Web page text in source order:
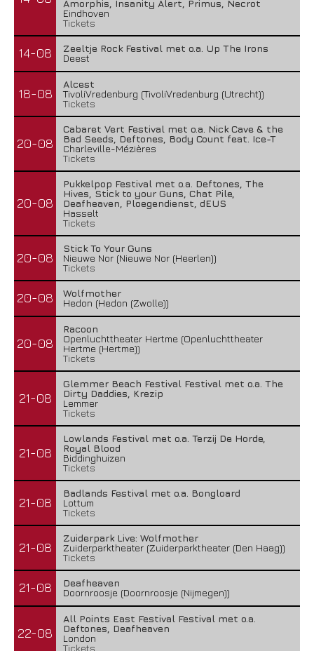
Amorphis, Insanity Alert, Primus, Necrot
Eindhoven
Tickets
14-08
Zeeltje Rock Festival met o.a. Up The Irons
Deest
18-08
Alcest
TivoliVredenburg (TivoliVredenburg (Utrecht))
Tickets
20-08
Cabaret Vert Festival met o.a. Nick Cave & the
Bad Seeds, Deftones, Body Count feat. Ice-T
Charleville-Mézières
Tickets
20-08
Pukkelpop Festival met o.a. Deftones, The
Hives, Stick to your Guns, Chat Pile,
Deafheaven, Ploegendienst, dEUS
Hasselt
Tickets
20-08
Stick To Your Guns
Nieuwe Nor (Nieuwe Nor (Heerlen))
Tickets
20-08
Wolfmother
Hedon (Hedon (Zwolle))
20-08
Racoon
Openluchttheater Hertme (Openluchttheater
Hertme (Hertme))
Tickets
21-08
Glemmer Beach Festival Festival met o.a. The
Dirty Daddies, Krezip
Lemmer
Tickets
21-08
Lowlands Festival met o.a. Terzij De Horde,
Royal Blood
Biddinghuizen
Tickets
21-08
Badlands Festival met o.a. Bongloard
Lottum
Tickets
21-08
Zuiderpark Live: Wolfmother
Zuiderparktheater (Zuiderparktheater (Den Haag))
Tickets
21-08
Deafheaven
Doornroosje (Doornroosje (Nijmegen))
22-08
All Points East Festival Festival met o.a.
Deftones, Deafheaven
London
Tickets